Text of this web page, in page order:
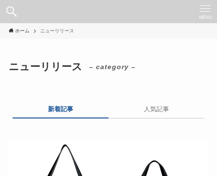
MENU
ホーム ニューリリース
ニューリリース – category –
新着記事 人気記事